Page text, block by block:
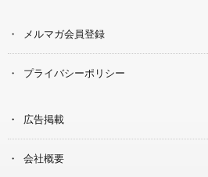
メルマガ会員登録
プライバシーポリシー
広告掲載
会社概要